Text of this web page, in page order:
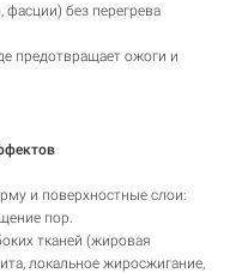
без перегрева
предотвращает ожоги и
и поверхностные слои:
пор.
тканей (жировая
локальное жиросжигание,